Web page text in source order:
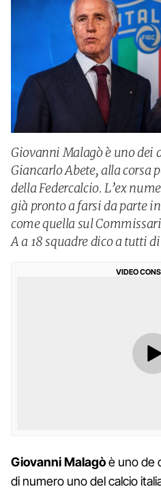
Giovanni Malagò è uno dei
Giancarlo Abete, alla corsa
della Federcalcio. L’ex
già pronto a farsi da parte
come quella sul
A a 18 squadre dico a tutti
VIDEO
Giovanni Malagòè uno de
di numero uno del calcio